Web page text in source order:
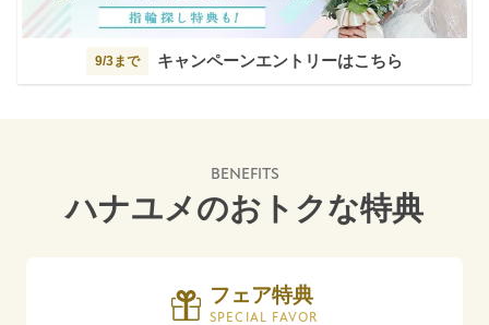
9/3まで キャンペーンエントリーはこちら
BENEFITS
ハナユメのおトクな特典
フェア特典
SPECIAL FAVOR